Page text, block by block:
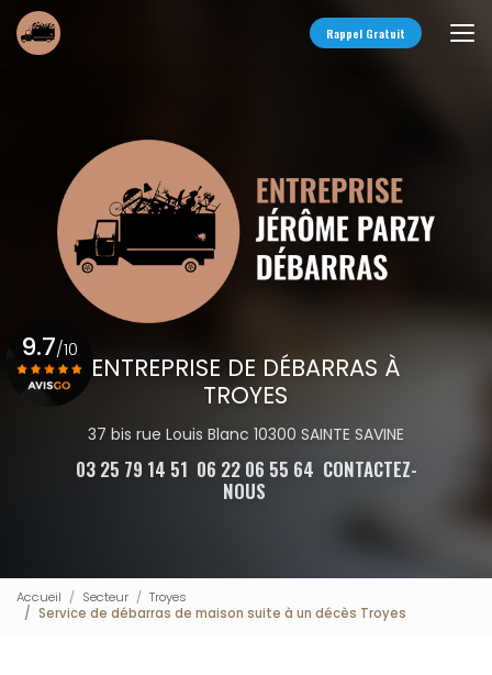
Aller
au
contenu
Rappel Gratuit
ENTREPRISE DE DÉBARRAS À
TROYES
37 bis rue Louis Blanc 10300 SAINTE SAVINE
03 25 79 14 51 06 22 06 55 64 CONTACTEZ-
NOUS
9.7/10
Accueil Secteur
Troyes
Service de débarras de maison suite à un décès Troyes